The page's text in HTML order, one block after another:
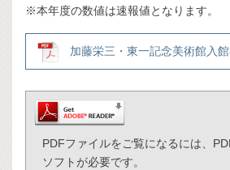
※本年度の数値は速報値となります。
加藤栄三・東一記念美術館入
PDFファイルをご覧になるには、
ソフトが必要です。